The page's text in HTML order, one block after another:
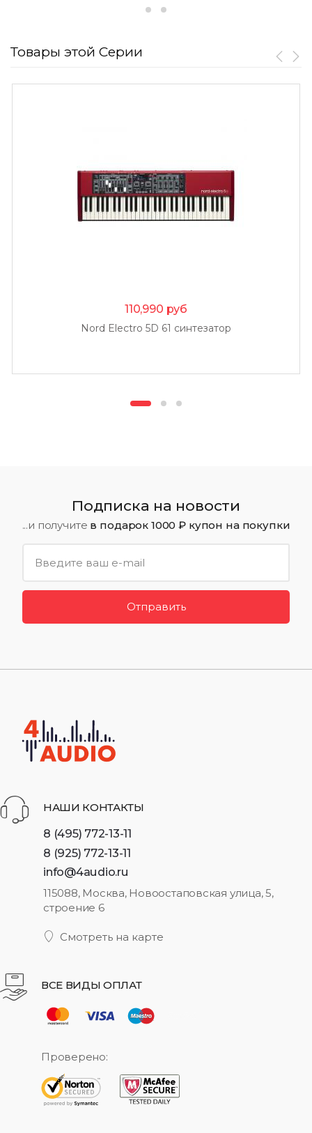
Товары этой Серии
110,990 руб
Nord Electro 5D 61 синтезатор
Подписка на новости
...и получите в подарок 1000 ₽ купон на покупки
Отправить
НАШИ КОНТАКТЫ
8 (495) 772-13-11
8 (925) 772-13-11
info@4audio.ru
115088, Москва, Новоостаповская улица, 5,
строение 6
Смотреть на карте
ВСЕ ВИДЫ ОПЛАТ
Проверено: